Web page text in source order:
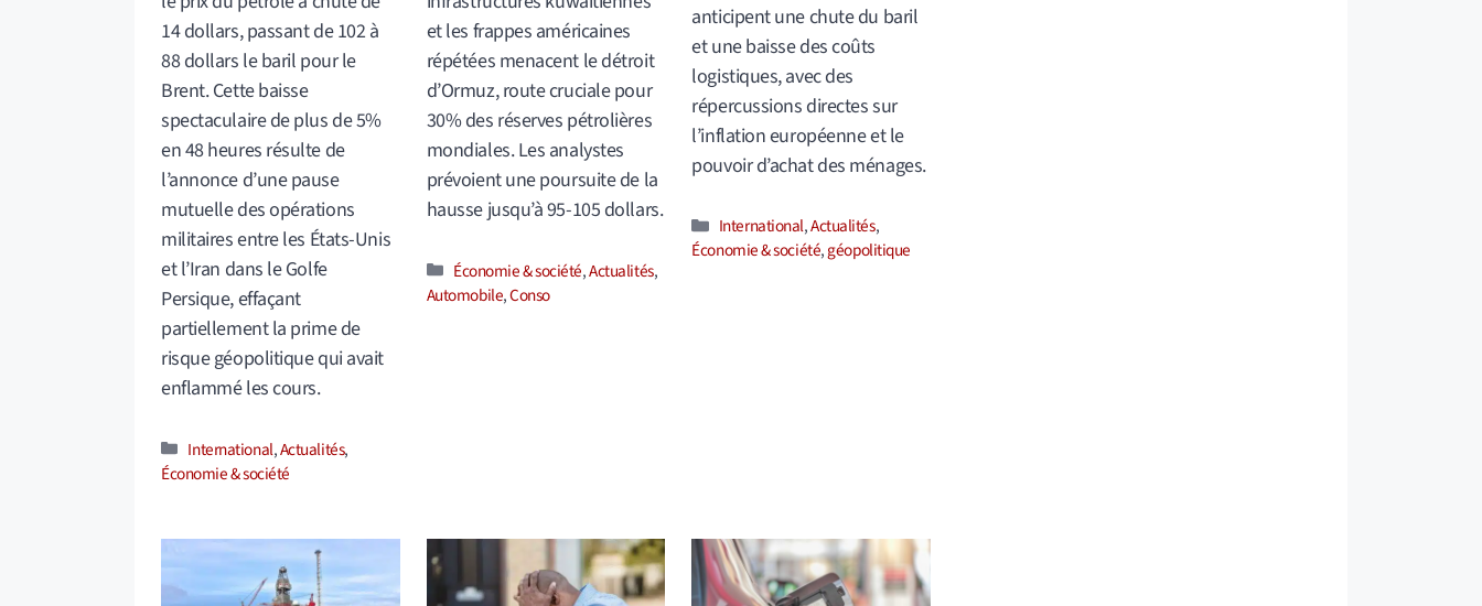
14 dollars, passant de 102 à
88 dollars le baril pour le
Brent. Cette baisse
spectaculaire de plus de 5%
en 48 heures résulte de
l’annonce d’une pause
mutuelle des opérations
militaires entre les États-Unis
et l’Iran dans le Golfe
Persique, effaçant
partiellement la prime de
risque géopolitique qui avait
enflammé les cours.
Catégories
International,Actualités,
Économie & société
et les frappes américaines
répétées menacent le détroit
d’Ormuz, route cruciale pour
30% des réserves pétrolières
mondiales. Les analystes
prévoient une poursuite de la
hausse jusqu’à 95-105 dollars.
Catégories
Économie & société,Actualités,
Automobile,Conso
anticipent une chute du baril
et une baisse des coûts
logistiques, avec des
répercussions directes sur
l’inflation européenne et le
pouvoir d’achat des ménages.
Catégories
International,Actualités,
Économie & société,géopolitique